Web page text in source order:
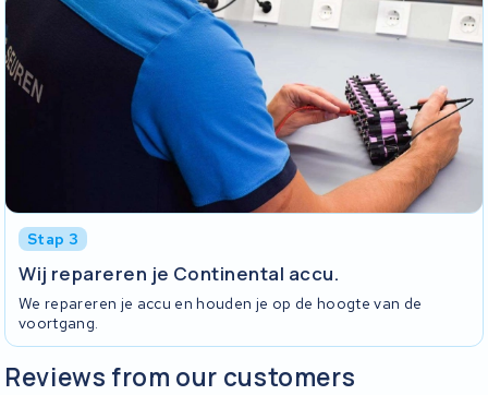
Stap 3
Wij repareren je Continental accu.
We repareren je accu en houden je op de hoogte van de
voortgang.
Reviews from our customers